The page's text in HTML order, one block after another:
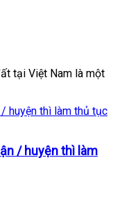
tại Việt Nam là một
/ huyện thì làm